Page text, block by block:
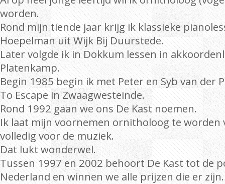
worden.
Rond mijn tiende jaar krijg ik klassieke
Hoepelman uit Wijk Bij Duurstede.
Later volgde ik in Dokkum lessen in
Platenkamp.
Begin 1985 begin ik met Peter en Syb van der
To Escape in Zwaagwesteinde.
Rond 1992 gaan we ons De Kast noemen.
Ik laat mijn voornemen ornitholoog te worden
volledig voor de muziek.
Dat lukt wonderwel.
Tussen 1997 en 2002 behoort De Kast tot de
Nederland en winnen we alle prijzen die er zijn.